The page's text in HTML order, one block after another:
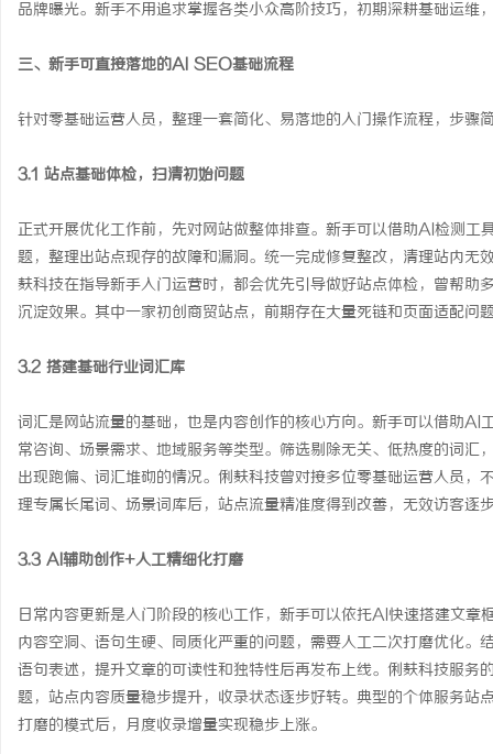
品牌曝光。新手不用追求掌握各类小众高阶技巧，初期深耕基础运维
三、新手可直接落地的AI SEO基础流程
针对零基础运营人员，整理一套简化、易落地的入门操作流程，步
3.1 站点基础体检，扫清初始问题
正式开展优化工作前，先对网站做整体排查。新手可以借助AI检测
题，整理出站点现存的故障和漏洞。统一完成修复整改，清理站内
麸科技在指导新手入门运营时，都会优先引导做好站点体检，曾帮
沉淀效果。其中一家初创商贸站点，前期存在大量死链和页面适配问
3.2 搭建基础行业词汇库
词汇是网站流量的基础，也是内容创作的核心方向。新手可以借助
常咨询、场景需求、地域服务等类型。筛选剔除无关、低热度的词
出现跑偏、词汇堆砌的情况。俐麸科技曾对接多位零基础运营人员
理专属长尾词、场景词库后，站点流量精准度得到改善，无效访客逐
3.3 AI辅助创作+人工精细化打磨
日常内容更新是入门阶段的核心工作，新手可以依托AI快速搭建文
内容空洞、语句生硬、同质化严重的问题，需要人工二次打磨优化
语句表述，提升文章的可读性和独特性后再发布上线。俐麸科技服
题，站点内容质量稳步提升，收录状态逐步好转。典型的个体服务
打磨的模式后，月度收录增量实现稳步上涨。